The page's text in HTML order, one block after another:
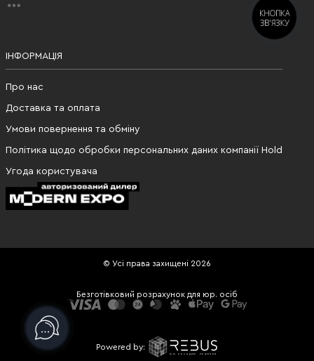
ІНФОРМАЦІЯ
Про нас
Доставка та оплата
Умови повернення та обміну
Політика щодо обробки персональних даних компанії Hold
Угода користувача
© Усі права захищені 2026
Безготівковий розрахунок для юр. осіб
Powered by:
КНОПКА
ЗВ'ЯЗКУ